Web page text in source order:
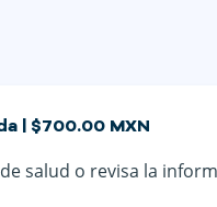
| $700.00 MXN
salud o revisa la